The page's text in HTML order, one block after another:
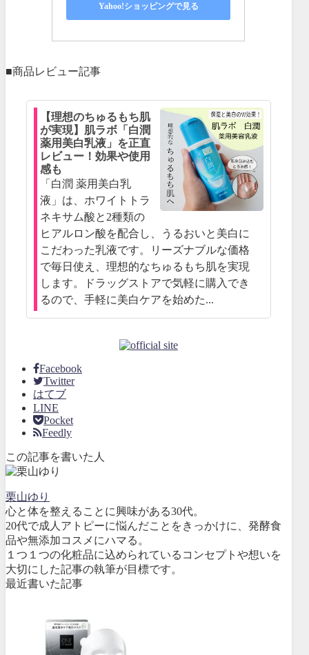
Yahoo!ショッピングで見る
■商品レビュー記事
【理想のちゅるもち肌
が実現】肌ラボ「白潤
薬用美白乳液」を正直
レビュー！効果や使用
感も
「白潤 薬用美白乳
液」は、ホワイトトラ
ネキサム酸と2種類の
ヒアルロン酸を配合し、うるおいと美白に
こだわった乳液です。リーズナブルな価格
で毎日使え、理想的なちゅるもち肌を実現
します。ドラッグストアで気軽に購入でき
るので、手軽に美白ケアを始めた...
Facebook
Twitter
はてブ
LINE
Pocket
Feedly
この記事を書いた人
栗山ゆり
心と体を整えることに興味がある30代。
20代で成人アトピーに悩んだことをきっかけに、発酵食
品や無添加コスメにハマる。
１つ１つの化粧品に込められているコンセプトや想いを
大切にした記事の執筆が目標です。
最近書いた記事